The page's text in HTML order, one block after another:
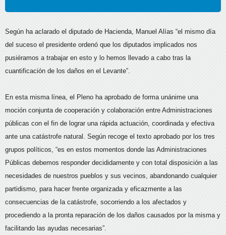
Según ha aclarado el diputado de Hacienda, Manuel Alías “el mismo día
del suceso el presidente ordenó que los diputados implicados nos
pusiéramos a trabajar en esto y lo hemos llevado a cabo tras la
cuantificación de los daños en el Levante”.
En esta misma línea, el Pleno ha aprobado de forma unánime una
moción conjunta de cooperación y colaboración entre Administraciones
públicas con el fin de lograr una rápida actuación, coordinada y efectiva
ante una catástrofe natural. Según recoge el texto aprobado por los tres
grupos políticos, “es en estos momentos donde las Administraciones
Públicas debemos responder decididamente y con total disposición a las
necesidades de nuestros pueblos y sus vecinos, abandonando cualquier
partidismo, para hacer frente organizada y eficazmente a las
consecuencias de la catástrofe, socorriendo a los afectados y
procediendo a la pronta reparación de los daños causados por la misma y
facilitando las ayudas necesarias”.